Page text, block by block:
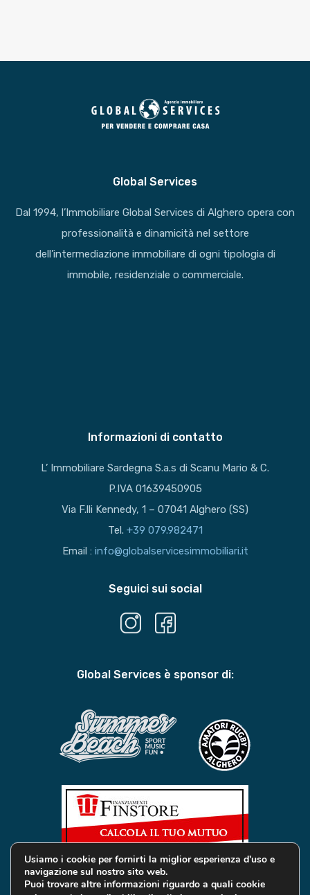
Global Services
Dal 1994, l’Immobiliare Global Services di Alghero opera con
professionalità e dinamicità nel settore
dell’intermediazione immobiliare di ogni tipologia di
immobile, residenziale o commerciale.
Informazioni di contatto
L’ Immobiliare Sardegna S.a.s di Scanu Mario & C.
P.IVA 01639450905
Via F.lli Kennedy, 1 – 07041 Alghero (SS)
Tel. +39 079.982471
Email : info@globalservicesimmobiliari.it
Seguici sui social
Global Services è sponsor di:
Usiamo i cookie per fornirti la miglior esperienza d'uso e
navigazione sul nostro sito web.
Puoi trovare altre informazioni riguardo a quali cookie